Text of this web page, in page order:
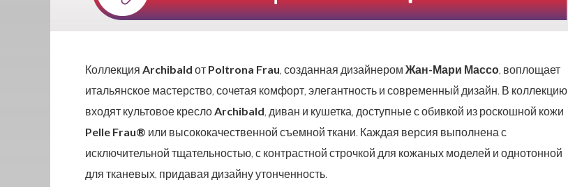
Коллекция Archibald от Poltrona Frau, созданная дизайнером Жан-Мари Массо, воплощает
итальянское мастерство, сочетая комфорт, элегантность и современный дизайн. В коллекцию
входят культовое креслоArchibald, диван и кушетка, доступные с обивкой из роскошной кожи
Pelle Frau® или высококачественной съемной ткани. Каждая версия выполнена с
исключительной тщательностью, с контрастной строчкой для кожаных моделей и однотонной
для тканевых, придавая дизайну утонченность.